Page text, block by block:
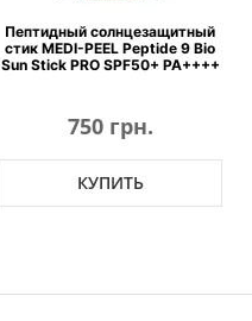
Пептидный солнцезащитный
стик MEDI-PEEL Peptide 9 Bio
Sun Stick PRO SPF50+ PA++++
750 грн.
КУПИТЬ